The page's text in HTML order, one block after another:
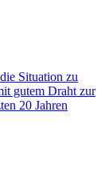
Situation zu
gutem Draht zur
20 Jahren